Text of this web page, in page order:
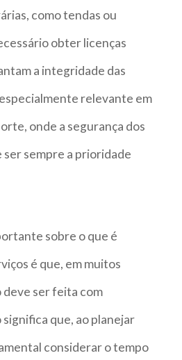
como tendas ou
obter licenças
a integridade das
relevante em
onde a segurança dos
sempre a prioridade
sobre o que é
é que, em muitos
deve ser feita com
que, ao planejar
considerar o tempo